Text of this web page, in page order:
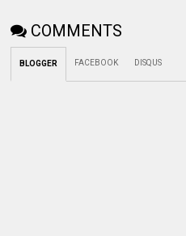
COMMENTS
BLOGGER FACEBOOK DISQUS